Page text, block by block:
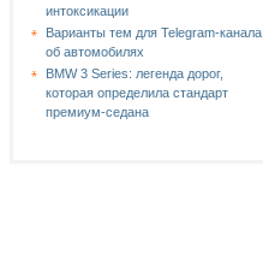
интоксикации
Варианты тем для Telegram-канала
об автомобилях
BMW 3 Series: легенда дорог,
которая определила стандарт
премиум-седана